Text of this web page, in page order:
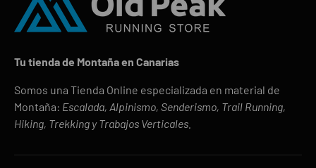
Tu tienda de Montaña en Canarias
Somos una Tienda Online especializada en material de
Montaña: Escalada, Alpinismo, Senderismo, Trail Running,
Hiking, Trekking y Trabajos Verticales.